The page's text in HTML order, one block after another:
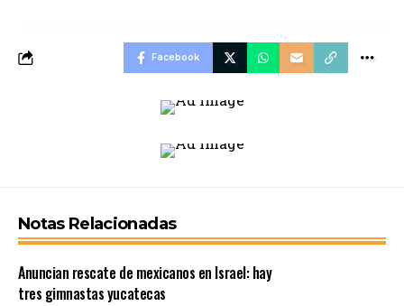
Facebook
Notas Relacionadas
Anuncian rescate de mexicanos en Israel: hay
tres gimnastas yucatecas